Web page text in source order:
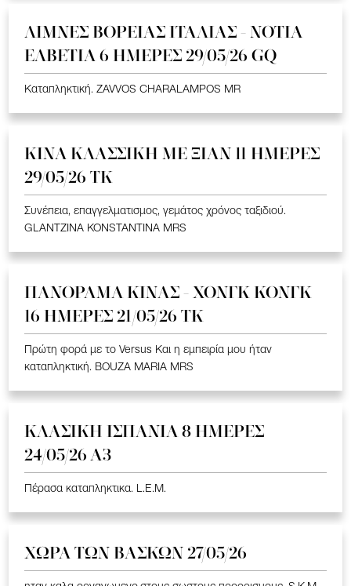
ΛΙΜΝΕΣ ΒΟΡΕΙΑΣ ΙΤΑΛΙΑΣ - ΝΟΤΙΑ
ΕΛΒΕΤΙΑ 6 ΗΜΕΡΕΣ 29/05/26 GQ
Καταπληκτική. ZAVVOS CHARALAMPOS MR
ΚΙΝΑ KΛΑΣΣΙΚΗ ME ΞΙΑΝ 11 ΗΜΕΡΕΣ
29/05/26 ΤΚ
Συνέπεια, επαγγελματισμος, γεμάτος χρόνος ταξιδιού.
GLANTZINA KONSTANTINA MRS
ΠΑΝΟΡΑΜΑ ΚΙΝΑΣ - ΧΟΝΓΚ ΚΟΝΓΚ
16 ΗΜΕΡΕΣ 21/05/26 TK
Πρώτη φορά με το Versus Και η εμπειρία μου ήταν
καταπληκτική. BOUZA MARIA MRS
ΚΛΑΣΙΚΗ ΙΣΠΑΝΙΑ 8 ΗΜΕΡΕΣ
24/05/26 Α3
Πέρασα καταπληκτικα. L.E.M.
ΧΩΡΑ ΤΩΝ ΒΑΣΚΩΝ 27/05/26